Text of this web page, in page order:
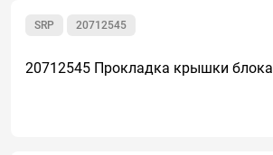
20712545
SRP
20712545 Прокладка крышки блока